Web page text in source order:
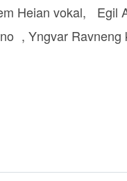
Heian vokal, Egil
, Yngvar